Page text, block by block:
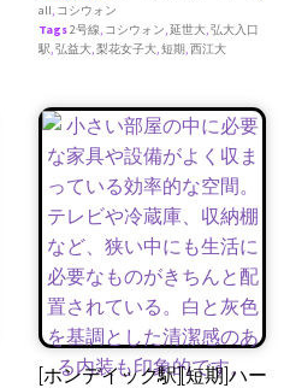
all, コシウォン
Tags2号線, コシウォン,延世大,弘大入口
駅,弘益大,梨花女子大,短期,西江大
[ホンデイック駅][短期]ハー